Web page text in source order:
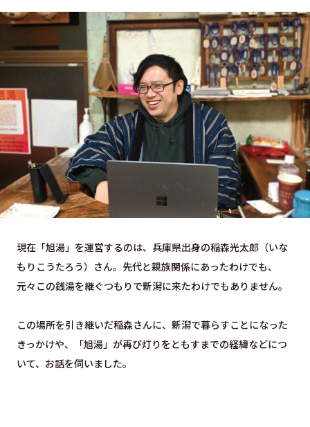
現在「旭湯」を運営するのは、兵庫県出身の稲森光太郎（いな
もりこうたろう）さん。先代と親族関係にあったわけでも、
元々この銭湯を継ぐつもりで新潟に来たわけでもありません。
この場所を引き継いだ稲森さんに、新潟で暮らすことになった
きっかけや、「旭湯」が再び灯りをともすまでの経緯などにつ
いて、お話を伺いました。